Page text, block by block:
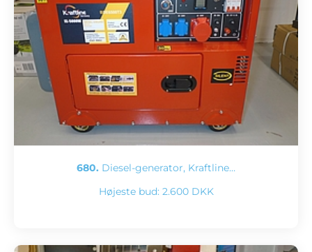
680. Diesel-generator, Kraftline…
Højeste bud: 2.600 DKK